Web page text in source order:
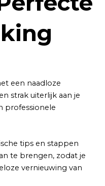
een naadloze
strak uiterlijk aan je
professionele
tips en stappen
te brengen, zodat je
vernieuwing van